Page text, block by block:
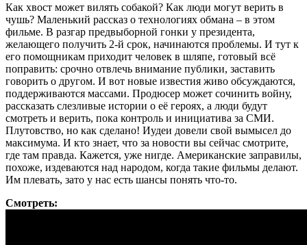
Как хвост может вилять собакой? Как люди могут верить в
чушь? Маленький рассказ о технологиях обмана – в этом
фильме. В разгар предвыборной гонки у президента,
желающего получить 2-й срок, начинаются проблемы. И тут к
его помощникам приходит человек в шляпе, готовый всё
поправить: срочно отвлечь внимание публики, заставить
говорить о другом. И вот новые известия живо обсуждаются,
поддерживаются массами. Продюсер может сочинить войну,
рассказать слезливые истории о её героях, а люди будут
смотреть и верить, пока контроль и инициатива за СМИ.
Плутовство, но как сделано! Иудеи довели свой вымысел до
максимума. И кто знает, что за новости вы сейчас смотрите,
где там правда. Кажется, уже нигде. Американские заправилы,
похоже, издеваются над народом, когда такие фильмы делают.
Им плевать, зато у нас есть шансы понять что-то.
Смотреть: